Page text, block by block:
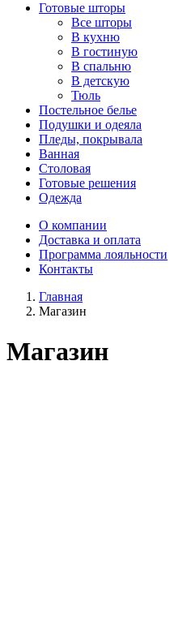
Готовые шторы
Все шторы
В кухню
В гостиную
В спальню
В детскую
Тюль
Постельное белье
Подушки и одеяла
Пледы, покрывала
Ванная
Столовая
Готовые решения
Одежда
О компании
Доставка и оплата
Программа лояльности
Контакты
Главная
Магазин
Магазин